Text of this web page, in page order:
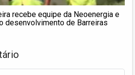
recebe equipe da Neoenergia e
desenvolvimento de Barreiras